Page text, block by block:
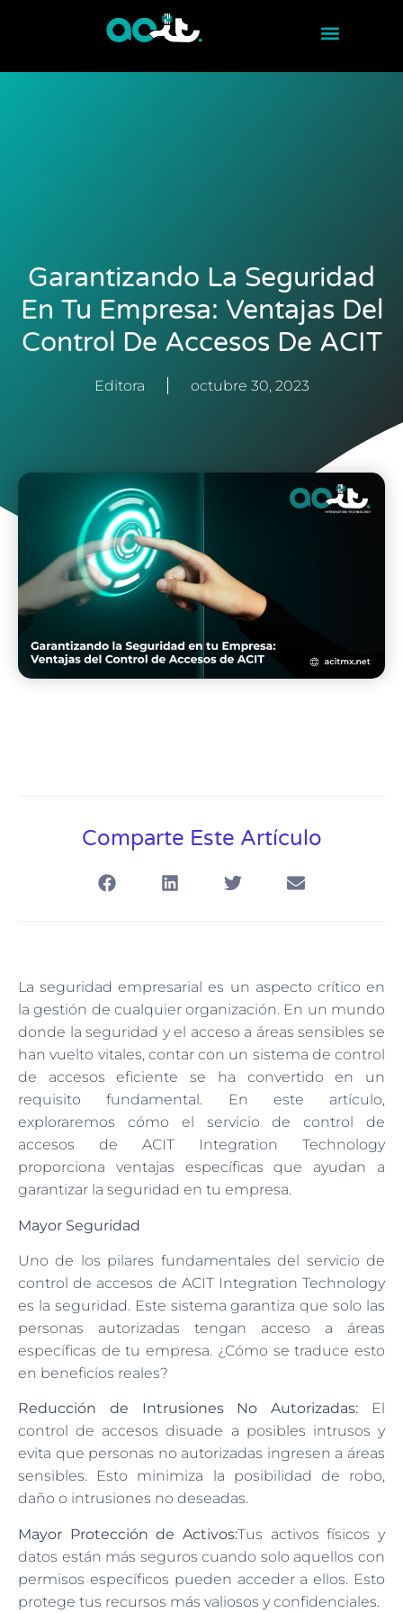
Garantizando La Seguridad
En Tu Empresa: Ventajas Del
Control De Accesos De ACIT
Editora octubre 30, 2023
Comparte Este Artículo
La seguridad empresarial es un aspecto crítico en
la gestión de cualquier organización. En un mundo
donde la seguridad y el acceso a áreas sensibles se
han vuelto vitales, contar con un sistema de control
de accesos eficiente se ha convertido en un
requisito fundamental. En este artículo,
exploraremos cómo el servicio de control de
accesos de ACIT Integration Technology
proporciona ventajas específicas que ayudan a
garantizar la seguridad en tu empresa.
Mayor Seguridad
Uno de los pilares fundamentales del servicio de
control de accesos de ACIT Integration Technology
es la seguridad. Este sistema garantiza que solo las
personas autorizadas tengan acceso a áreas
específicas de tu empresa. ¿Cómo se traduce esto
en beneficios reales?
Reducción de Intrusiones No Autorizadas: El
control de accesos disuade a posibles intrusos y
evita que personas no autorizadas ingresen a áreas
sensibles. Esto minimiza la posibilidad de robo,
daño o intrusiones no deseadas.
Mayor Protección de Activos:Tus activos físicos y
datos están más seguros cuando solo aquellos con
permisos específicos pueden acceder a ellos. Esto
protege tus recursos más valiosos y confidenciales.